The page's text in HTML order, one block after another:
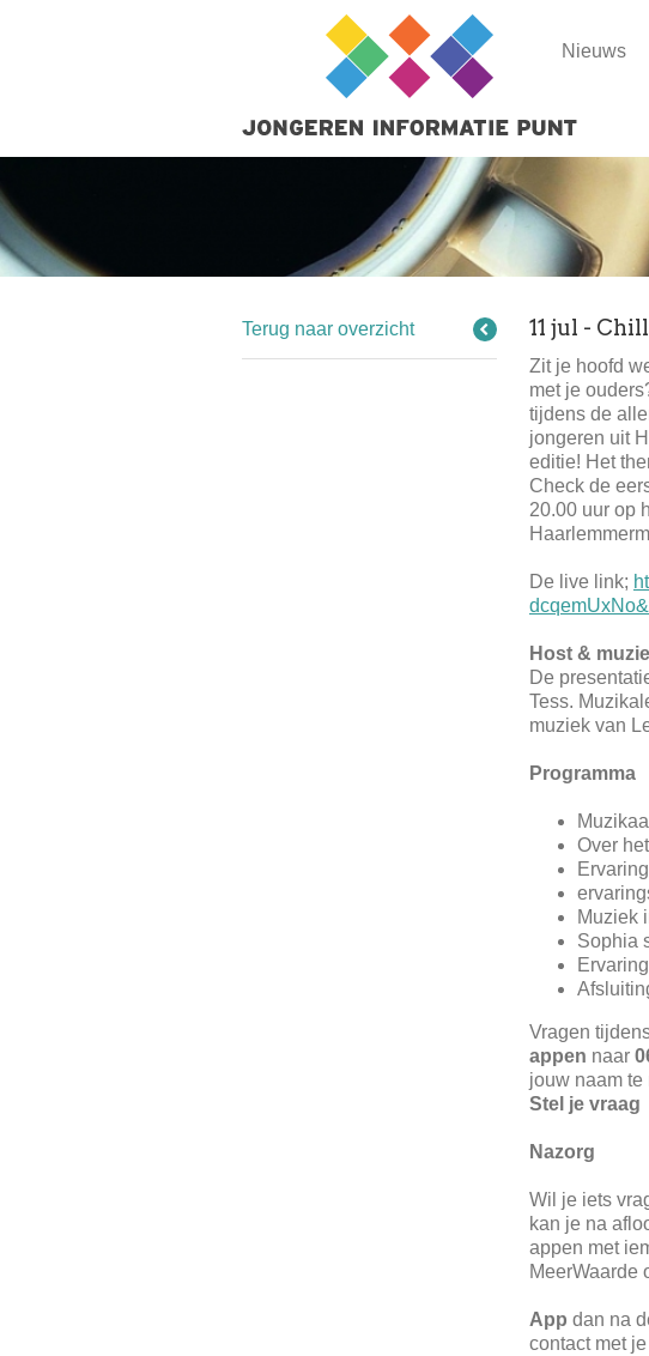
Nieuws
Terug naar overzicht 11 jul -
Zit je hoofd
met je
tijdens de
jongeren uit
editie! Het
Check de
20.00 uur op
De live link;
Host &
De
Tess.
muziek van
Programma
Over
Muziek
Sophia
Vragen
appen naar
jouw naam
Stel je vraag
Nazorg
Wil je iets
kan je na
appen met
MeerWaarde
App dan na
contact met